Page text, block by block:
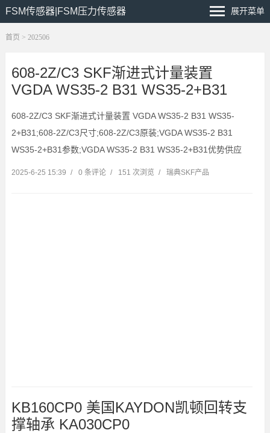
FSM传感器|FSM压力传感器 展开菜单
首页 > 202506
608-2Z/C3 SKF渐进式计量装置
VGDA WS35-2 B31 WS35-2+B31
608-2Z/C3 SKF渐进式计量装置 VGDA WS35-2 B31 WS35-
2+B31;608-2Z/C3尺寸;608-2Z/C3原装;VGDA WS35-2 B31
WS35-2+B31参数;VGDA WS35-2 B31 WS35-2+B31优势供应
2025-6-25 15:39 / 0 条评论 / 151 次浏览 / 瑞典SKF产品
KB160CP0 美国KAYDON凯顿回转支
撑轴承 KA030CP0